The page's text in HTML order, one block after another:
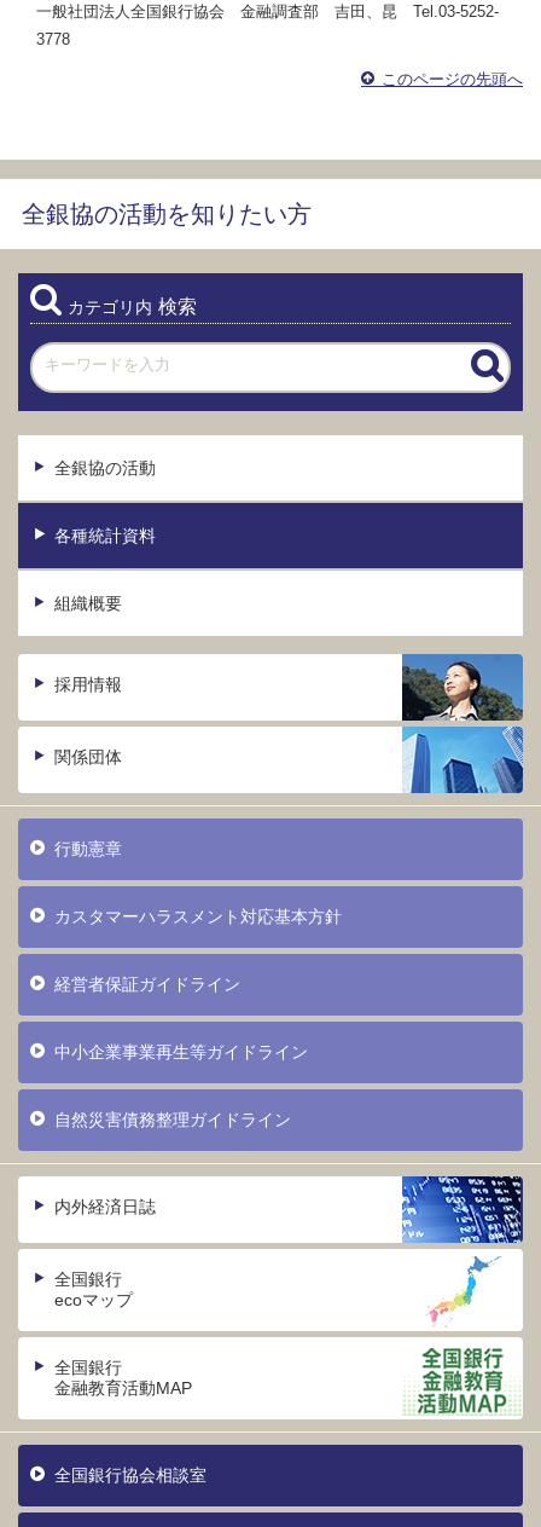
一般社団法人全国銀行協会 金融調査部 吉田、昆 Tel.03-5252-
3778
このページの先頭へ
全銀協の活動を知りたい方
カテゴリ内 検索
全銀協の活動
各種統計資料
組織概要
採用情報
関係団体
行動憲章
カスタマーハラスメント対応基本方針
経営者保証ガイドライン
中小企業事業再生等ガイドライン
自然災害債務整理ガイドライン
内外経済日誌
全国銀行
ecoマップ
全国銀行
金融教育活動MAP
全国銀行協会相談室